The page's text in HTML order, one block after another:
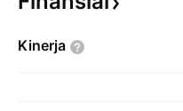
Kinerja